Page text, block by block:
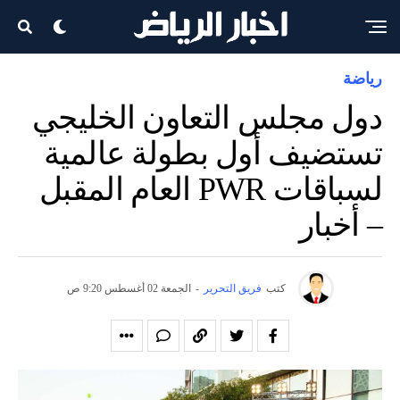
رياضة
دول مجلس التعاون الخليجي
تستضيف أول بطولة عالمية
لسباقات PWR العام المقبل
– أخبار
كتب فريق التحرير - الجمعة 02 أغسطس 9:20 ص